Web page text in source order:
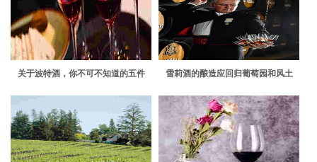
关于波特酒，你不可不知道的五件
雪莉酒的酿造应回归葡萄园和风土